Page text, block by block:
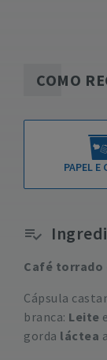
COMO
PAPEL E
Café torrado
Cápsula
branca: Leite
gorda láctea